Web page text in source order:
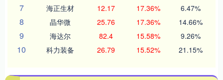
7 海正生材 12.17 17.36% 6.47%
8 晶华微 25.76 17.36% 14.66%
9 海达尔 82.4 15.58% 9.26%
10 科力装备 26.79 15.52% 21.15%